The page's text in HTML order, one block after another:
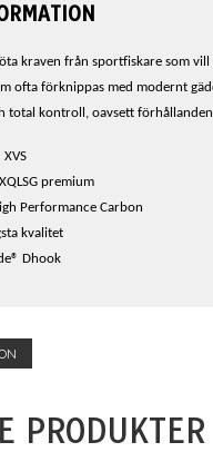
kraven från sportfiskare som
ofta förknippas med modernt
total kontroll, oavsett
premium
Performance Carbon
kvalitet
Dhook
PRODUKTER